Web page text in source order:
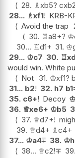
28. ♗ xb5? cxb2
28... ♗xf1! KRB-
Avoid the trap
30. ♖a8+? ♔
30... ♖d1+ 31. ♔
29... ♔c7 30. ♖
would win. White
Not 31. ♔xf1?
31... b2! 32. h7
35. c6+! Decoy ♔
36. ♕xe6+ ♔b5
37. ♕d7+!
39. ♕d4+ ♗c4+
37... ♔a4⩱ 38. ♔
38... ♕c2!∓ 39.